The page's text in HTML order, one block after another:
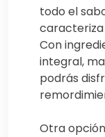
todo el
Con
integral,
podrás
Otra